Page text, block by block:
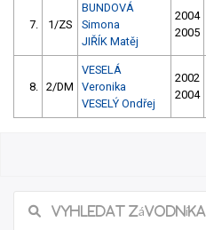
7. 1/ZS
BUNDOVÁ
Simona
JIŘÍK Matěj
2004
2005
8. 2/DM
VESELÁ
Veronika
VESELÝ Ondřej
2002
2004